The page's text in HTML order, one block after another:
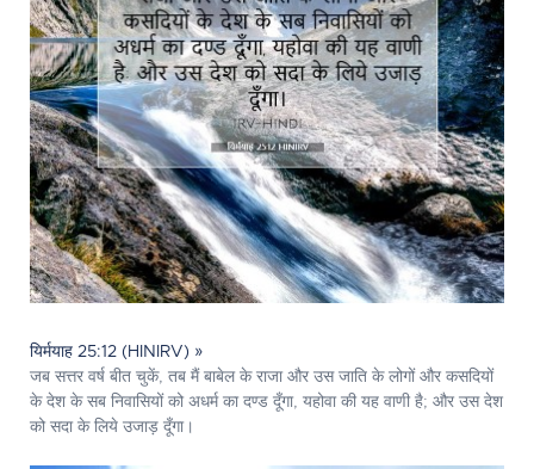
यिर्मयाह 25:12 (HINIRV) »
जब सत्तर वर्ष बीत चुकें, तब मैं बाबेल के राजा और उस जाति के लोगों और कसदियों
के देश के सब निवासियों को अधर्म का दण्ड दूँगा, यहोवा की यह वाणी है; और उस देश
को सदा के लिये उजाड़ दूँगा।